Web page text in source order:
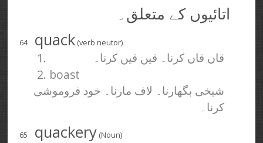
اتائیوں کے متعلق۔
64 quack (verb neutor)
1. قاں قاں کرنا۔ قیں قیں کرنا۔
2. boast
شیخی بگھارنا۔ لاف مارنا۔ خود فروموشی
کرنا۔
65 quackery (Noun)